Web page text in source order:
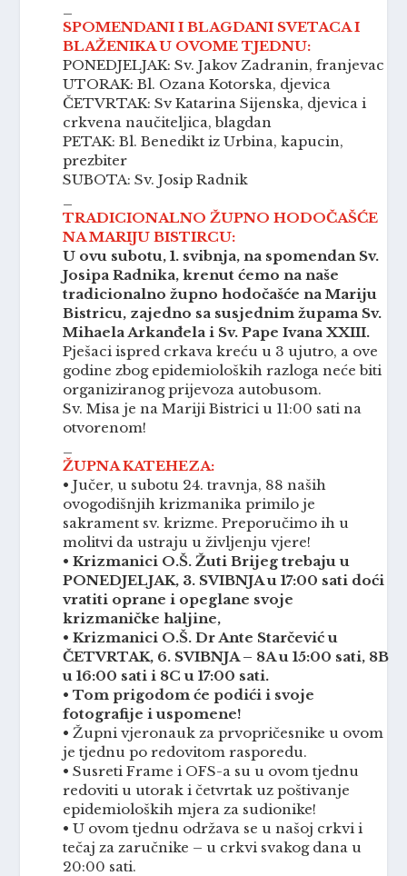
SPOMENDANI I BLAGDANI SVETACA I
BLAŽENIKA U OVOME TJEDNU:
PONEDJELJAK: Sv. Jakov Zadranin, franjevac
UTORAK: Bl. Ozana Kotorska, djevica
ČETVRTAK: Sv Katarina Sijenska, djevica i
crkvena naučiteljica, blagdan
PETAK: Bl. Benedikt iz Urbina, kapucin,
prezbiter
SUBOTA: Sv. Josip Radnik
TRADICIONALNO ŽUPNO HODOČAŠĆE
NA MARIJU BISTIRCU:
U ovu subotu, 1. svibnja, na spomendan Sv.
Josipa Radnika, krenut ćemo na naše
tradicionalno župno hodočašće na Mariju
Bistricu, zajedno sa susjednim župama Sv.
Mihaela Arkanđela i Sv. Pape Ivana XXIII.
Pješaci ispred crkava kreću u 3 ujutro, a ove
godine zbog epidemioloških razloga neće biti
organiziranog prijevoza autobusom.
Sv. Misa je na Mariji Bistrici u 11:00 sati na
otvorenom!
ŽUPNA KATEHEZA:
• Jučer, u subotu 24. travnja, 88 naših
ovogodišnjih krizmanika primilo je
sakrament sv. krizme. Preporučimo ih u
molitvi da ustraju u življenju vjere!
•Krizmanici O.Š. Žuti Brijeg trebaju u
PONEDJELJAK, 3. SVIBNJA u 17:00 sati doći
vratiti oprane i opeglane svoje
krizmaničke haljine,
• Krizmanici O.Š. Dr Ante Starčević u
ČETVRTAK, 6. SVIBNJA – 8A u 15:00 sati, 8B
u 16:00 sati i 8C u 17:00 sati.
• Tom prigodom će podići i svoje
fotografije i uspomene!
• Župni vjeronauk za prvopričesnike u ovom
je tjednu po redovitom rasporedu.
• Susreti Frame i OFS-a su u ovom tjednu
redoviti u utorak i četvrtak uz poštivanje
epidemioloških mjera za sudionike!
• U ovom tjednu održava se u našoj crkvi i
tečaj za zaručnike – u crkvi svakog dana u
20:00 sati.